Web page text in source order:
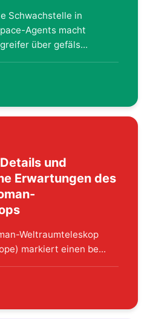
Schwachstelle in
Agents macht
über gefäls...
und
Erwartungen des
Weltraumteleskop
markiert einen be...